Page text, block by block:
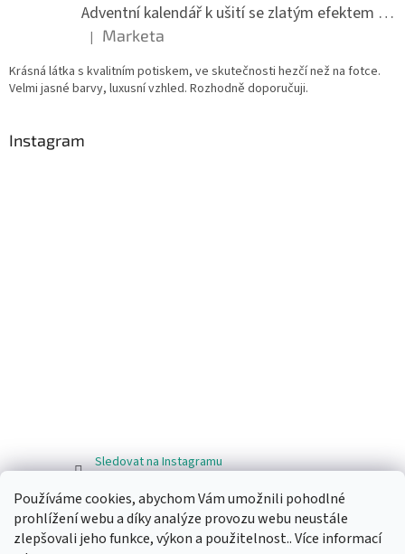
Používáme cookies, abychom Vám umožnili pohodlné
prohlížení webu a díky analýze provozu webu neustále
zlepšovali jeho funkce, výkon a použitelnost.. Více informací
Adventní kalendář k ušití se zlatým efektem 042Q
Hodnocení produktu je 5 z 5 hvězdiček.
| Marketa
Krásná látka s kvalitním potiskem, ve skutečnosti hezčí než na fotce.
Velmi jasné barvy, luxusní vzhled. Rozhodně doporučuji.
Instagram
Sledovat na Instagramu
Facebook